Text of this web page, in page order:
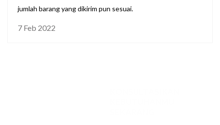
jumlah barang yang dikirim pun sesuai.
7 Feb 2022